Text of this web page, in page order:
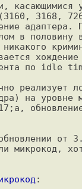
3168,
адаптера.
в половину
по idle
реализует
на уровне
от
микрокод,
: